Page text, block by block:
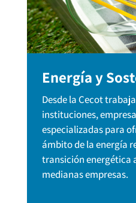
Energía y
Desde la Cecot
instituciones,
especializadas para
ámbito de la energía
transición energética
medianas empresas.